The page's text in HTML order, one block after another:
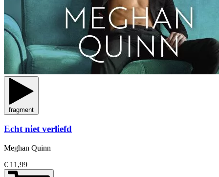
fragment
Echt niet verliefd
Meghan Quinn
€ 11,99